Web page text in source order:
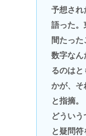
予想され
語った。
間たっ
数字なん
るのはと
かが、そ
と指摘
どういう
と疑問符